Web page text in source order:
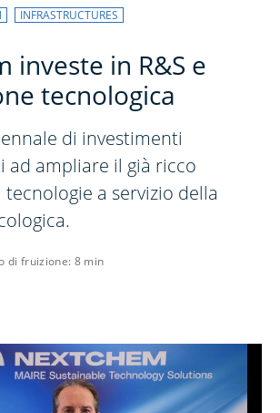
INFRASTRUCTURES
investe in R&S e
tecnologica
di investimenti
ad ampliare il già ricco
a servizio della
di fruizione: 8 min